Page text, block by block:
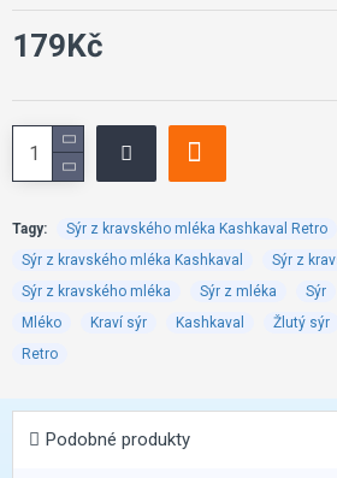
179Kč
Tagy:
Sýr z kravského mléka Kashkaval Retro
Sýr z kravského mléka Kashkaval
Sýr z
Sýr z kravského mléka
Sýr z mléka Sýr
Mléko
Kraví sýr Kashkaval Žlutý sýr
Retro
Podobné produkty